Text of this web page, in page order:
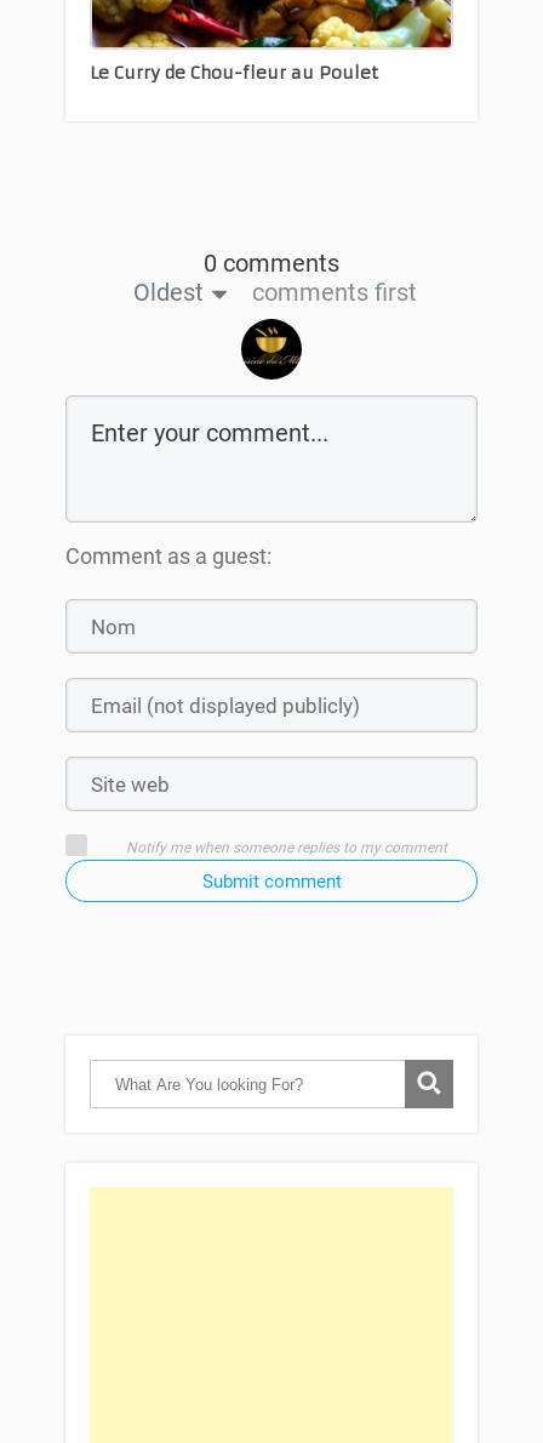
Le Curry de Chou-fleur au Poulet
0 comments
Oldest
comments first
Comment as a guest:
Notify me when someone replies to my comment
Submit comment